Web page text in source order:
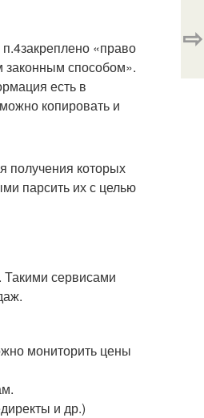
«право
законным способом».
есть в
копировать и
получения которых
парсить их с целью
сервисами
мониторить цены
и др.)
⇨